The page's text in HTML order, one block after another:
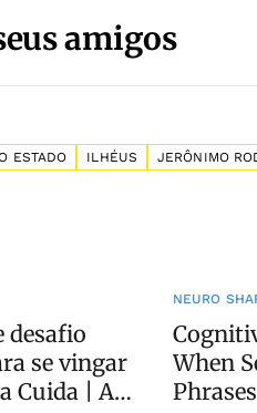
amigos
ESTADO ILHÉUS JERÔNIMO